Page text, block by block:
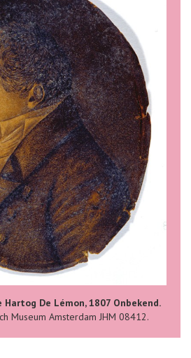
De Lémon, 1807 Onbekend.
Museum Amsterdam JHM 08412.